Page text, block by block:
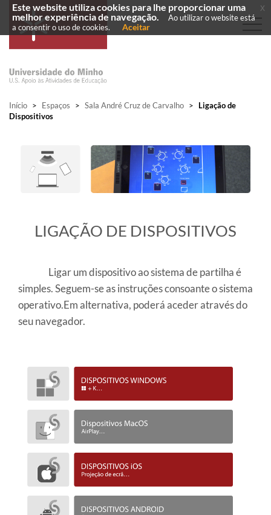
Início > Espaços > Sala André Cruz de Carvalho >
Ligação de
Dispositivos
​LIGAÇÃO DE DISPOSITIVOS
Ligar um dispositivo ao sistema de partilha é
simples. Seguem-se as instruções consoante o sistema
operativo.Em alternativa, poderá aceder através do
seu navegador.
Este website utiliza cookies para lhe proporcionar uma
melhor experiência de navegação.
Ao utilizar o website está
a consentir o uso de cookies.
Aceitar
x